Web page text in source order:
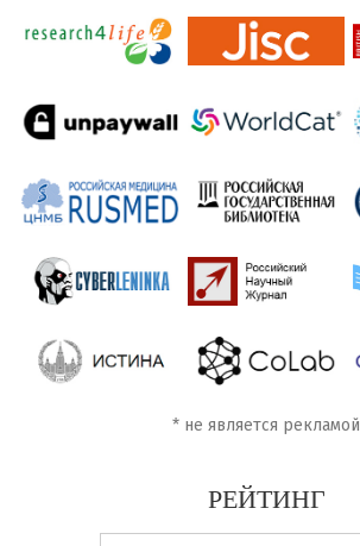
* не является рекламой
РЕЙТИНГ